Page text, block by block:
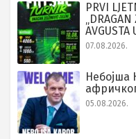
PRVI
AVGUSTA
07.08.2026.
Небојша
05.08.2026.